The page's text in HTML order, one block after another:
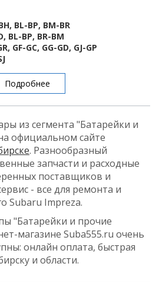
BL-BP, BM-BR
BL-BP, BR-BM
GF-GC, GG-GD, GJ-GP
Подробнее
из сегмента "Батарейки и
официальном сайте
. Разнообразный
запчасти и расходные
поставщиков и
- все для ремонта и
Subaru Impreza.
"Батарейки и прочие
магазине Suba555.ru очень
онлайн оплата, быстрая
и области.